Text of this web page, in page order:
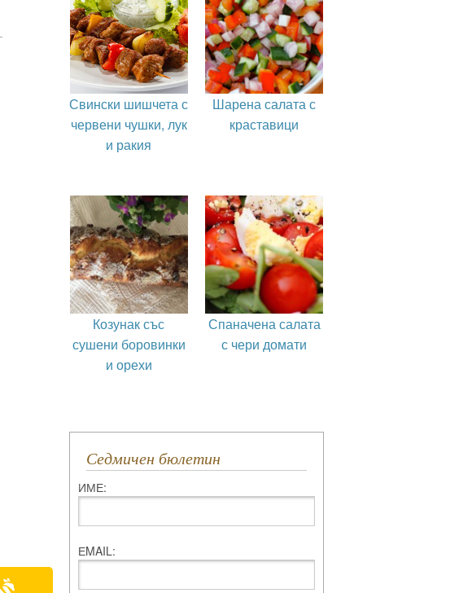
Свински шишчета с
червени чушки, лук
и ракия
Шарена салата с
краставици
Козунак със
сушени боровинки
и орехи
Спаначена салата
с чери домати
Седмичен бюлетин
ИМЕ:
ЕMAIL: